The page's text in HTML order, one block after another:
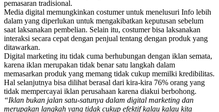
pemasaran tradisional.
Media digital memungkinkan costumer untuk menelusuri Info lebih
dalam yang diperlukan untuk mengakibatkan keputusan sebelum
saat laksanakan pembelian. Selain itu, costumer bisa laksanakan
interaksi secara cepat dengan penjual tentang dengan produk yang
ditawarkan.
Digital marketing itu tidak cuma berhubungan dengan iklan semata,
karena iklan merupakan tidak benar satu langkah dalam
memasarkan produk yang memang tidak cukup memilki kredibilitas.
Hal selanjutnya bisa dilihat berasal dari kira-kira 76% orang yang
tidak mempercayai iklan perusahaan karena diakui berbohong.
“Iklan bukan jalan satu-satunya dalam digital marketing dan
merupakan langkah yang tidak cukup efektif kalau kalau kita